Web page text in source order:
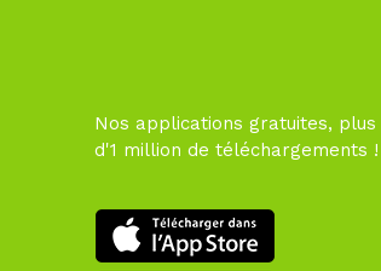
Nos applications gratuites, plus
d'1 million de téléchargements !